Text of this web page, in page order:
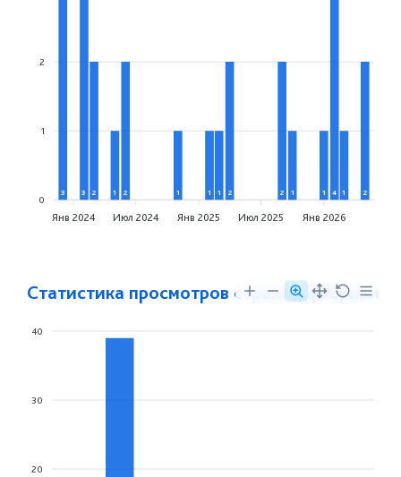
2
1
0
3 3 2 1 2 1 1 1 2 2 1 1 4 1 2
Янв 2024 Июл 2024 Янв 2025 Июл 2025 Янв 2026
Статистика просмотров страниц фабрики
40
30
20